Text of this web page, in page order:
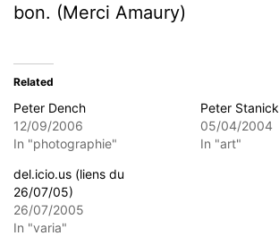
bon. (Merci Amaury)
Related
Peter Dench
12/09/2006
In "photographie"
Peter Stanick
05/04/2004
In "art"
del.icio.us (liens du
26/07/05)
26/07/2005
In "varia"